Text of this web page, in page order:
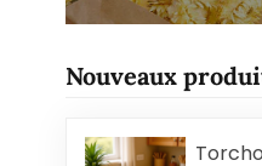
Nouveaux